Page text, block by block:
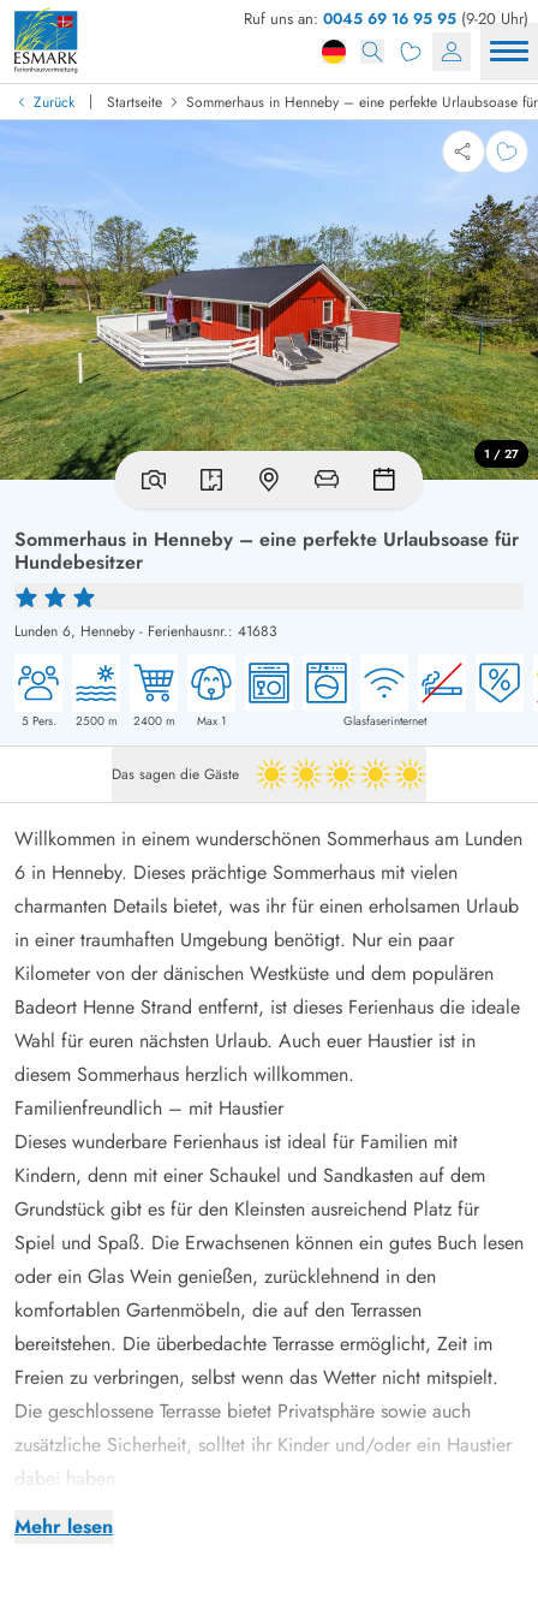
Ruf uns an: 0045 69 16 95 95 (9-20 Uhr)
Zurück | Startseite Sommerhaus in Henneby – eine perfekte Urlaubsoase
Sommerhaus in Henneby – eine perfekte Urlaubsoase für
Hundebesitzer
Lunden 6, Henneby - Ferienhausnr.: 41683
5Pers. 2500m 2400m Max 1 Glasfaserinternet
1 / 27
Das sagen die Gäste 5 von 5
Mehr lesen
Willkommen in einem wunderschönen Sommerhaus am Lunden
6 in Henneby. Dieses prächtige Sommerhaus mit vielen
charmanten Details bietet, was ihr für einen erholsamen Urlaub
in einer traumhaften Umgebung benötigt. Nur ein paar
Kilometer von der dänischen Westküste und dem populären
Badeort Henne Strand entfernt, ist dieses Ferienhaus die ideale
Wahl für euren nächsten Urlaub. Auch euer Haustier ist in
diesem Sommerhaus herzlich willkommen.
Familienfreundlich – mit Haustier
Dieses wunderbare Ferienhaus ist ideal für Familien mit
Kindern, denn mit einer Schaukel und Sandkasten auf dem
Grundstück gibt es für den Kleinsten ausreichend Platz für
Spiel und Spaß. Die Erwachsenen können ein gutes Buch lesen
oder ein Glas Wein genießen, zurücklehnend in den
komfortablen Gartenmöbeln, die auf den Terrassen
bereitstehen. Die überbedachte Terrasse ermöglicht, Zeit im
Freien zu verbringen, selbst wenn das Wetter nicht mitspielt.
Die geschlossene Terrasse bietet Privatsphäre sowie auch
zusätzliche Sicherheit, solltet ihr Kinder und/oder ein Haustier
dabei haben.
Komfortabel und moderne Annehmlichkeiten